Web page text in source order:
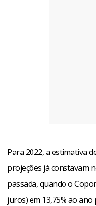
Para 2022, a estimativa
projeções já constavam
passada, quando o
juros) em 13,75% ao ano